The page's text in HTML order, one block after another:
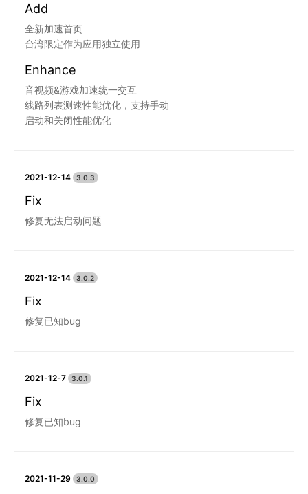
Add
全新加速首页
台湾限定作为应用独立使用
Enhance
音视频&游戏加速统一交互
线路列表测速性能优化，支持手动
启动和关闭性能优化
2021-12-14 3.0.3
Fix
修复无法启动问题
2021-12-14 3.0.2
Fix
修复已知bug
2021-12-7 3.0.1
Fix
修复已知bug
2021-11-29 3.0.0